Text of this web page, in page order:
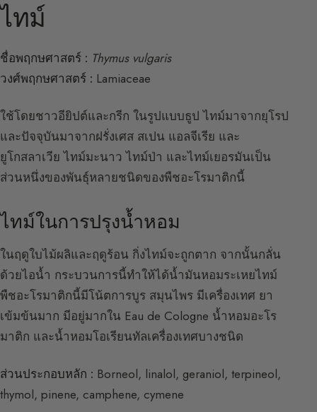
ไทม์
ชื่อพฤกษศาสตร์ : Thymus vulgaris
วงศ์พฤกษศาสตร์ : Lamiaceae
ใช้โดยชาวอียิปต์และกรีก ในรูปแบบธูป ไทม์มาจากยุโรป
และปัจจุบันมาจากฝรั่งเศส สเปน แอลจีเรีย และ
ยูโกสลาเวีย ไทม์มะนาว ไทม์ป่า และไทม์เยอรมันเป็น
ส่วนหนึ่งของพันธุ์หลายชนิดของพืชอะโรมาติกนี้
ไทม์ในการปรุงน้ำหอม
ในฤดูใบไม้ผลิและฤดูร้อน กิ่งไทม์จะถูกตาก จากนั้นกลั่น
ด้วยไอน้ำ กระบวนการนี้ทำให้ได้น้ำมันหอมระเหยไทม์
พืชอะโรมาติกนี้มีโน้ตการบูร สมุนไพร มีเครื่องเทศ ยา
เข้มข้นมาก มีอยู่มากใน Eau de Cologne น้ำหอมอะโร
มาติก และน้ำหอมโอเรียนทัลเครื่องเทศบางชนิด
ส่วนประกอบหลัก : Borneol, linalol, geraniol, terpineol,
thymol, pinene, camphene, cymene